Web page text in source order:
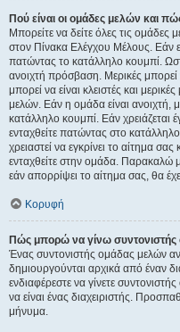
Πού είναι οι ομάδες μελών και
Μπορείτε να δείτε όλες τις
στον Πίνακα Ελέγχου Μέλους. Εάν
πατώντας το κατάλληλο κουμπί.
ανοιχτή πρόσβαση. Μερικές μπορεί
μπορεί να είναι κλειστές και
μελών. Εάν η ομάδα είναι ανοιχτή,
κατάλληλο κουμπί. Εάν χρειάζεται
ενταχθείτε πατώντας στο
χρειαστεί να εγκρίνει το αίτημα
ενταχθείτε στην ομάδα. Παρακαλώ
εάν απορρίψει το αίτημα σας, θα
Κορυφή
Πώς μπορώ να γίνω
Ένας συντονιστής ομάδας μελών
δημιουργούνται αρχικά από έναν
ενδιαφέρεστε να γίνετε
να είναι ένας διαχειριστής.
μήνυμα.